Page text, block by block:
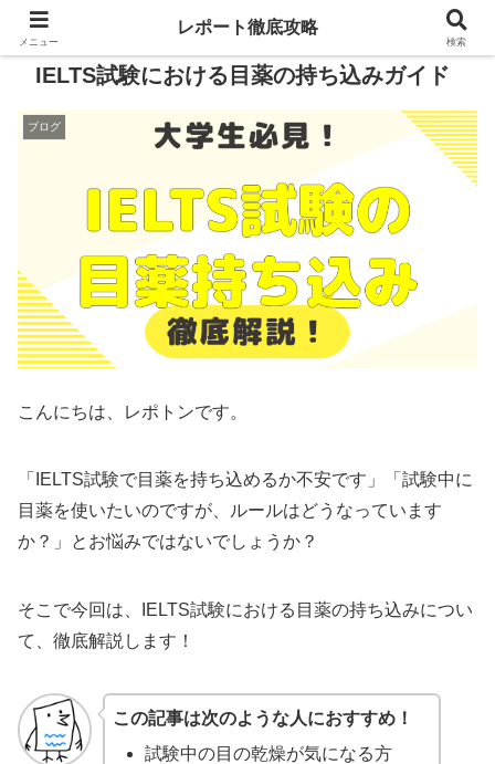
IELTS試験における目薬の持ち込みガイド
ブログ
こんにちは、レポトンです。
「IELTS試験で目薬を持ち込めるか不安です」「試験中に
目薬を使いたいのですが、ルールはどうなっています
か？」とお悩みではないでしょうか？
そこで今回は、IELTS試験における目薬の持ち込みについ
て、徹底解説します！
この記事は次のような人におすすめ！
試験中の目の乾燥が気になる方
メニュー
レポート徹底攻略
検索